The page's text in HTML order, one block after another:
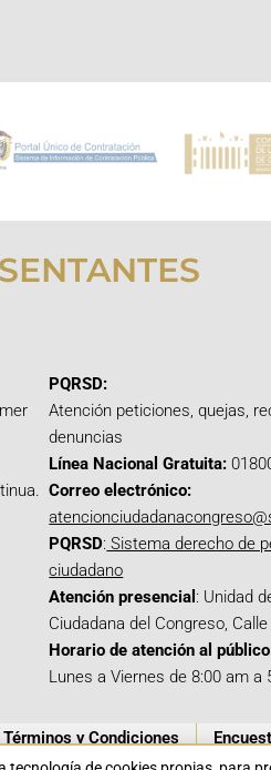
PQRSD:
Atención peticiones, quejas,
denuncias
Línea Nacional Gratuita:
Correo electrónico:
PQRSD: Sistema derecho de
ciudadano
Atención presencial : Unidad
Ciudadana del Congreso,
Horario de atención al
Lunes a Viernes de 8:00 am a
Términos y Condiciones